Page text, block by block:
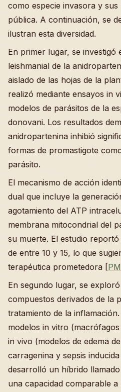
como especie invasora y
pública. A continuación, se
ilustran esta diversidad.
En primer lugar, se investigó
leishmanial de la
aislado de las hojas de la
realizó mediante ensayos in
modelos de parásitos de la
donovani. Los resultados
anidropartenina inhibió
formas de promastigote
parásito.
El mecanismo de acción
dual que incluye la
agotamiento del ATP
membrana mitocondrial del
su muerte. El estudio
de entre 10 y 15, lo que
terapéutica prometedora [
En segundo lugar, se
compuestos derivados de la
tratamiento de la
modelos in vitro
in vivo (modelos de edema
carragenina y sepsis
desarrolló un híbrido
una capacidad comparable